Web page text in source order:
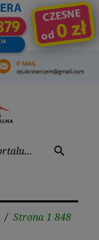
search
/ Strona 1 848